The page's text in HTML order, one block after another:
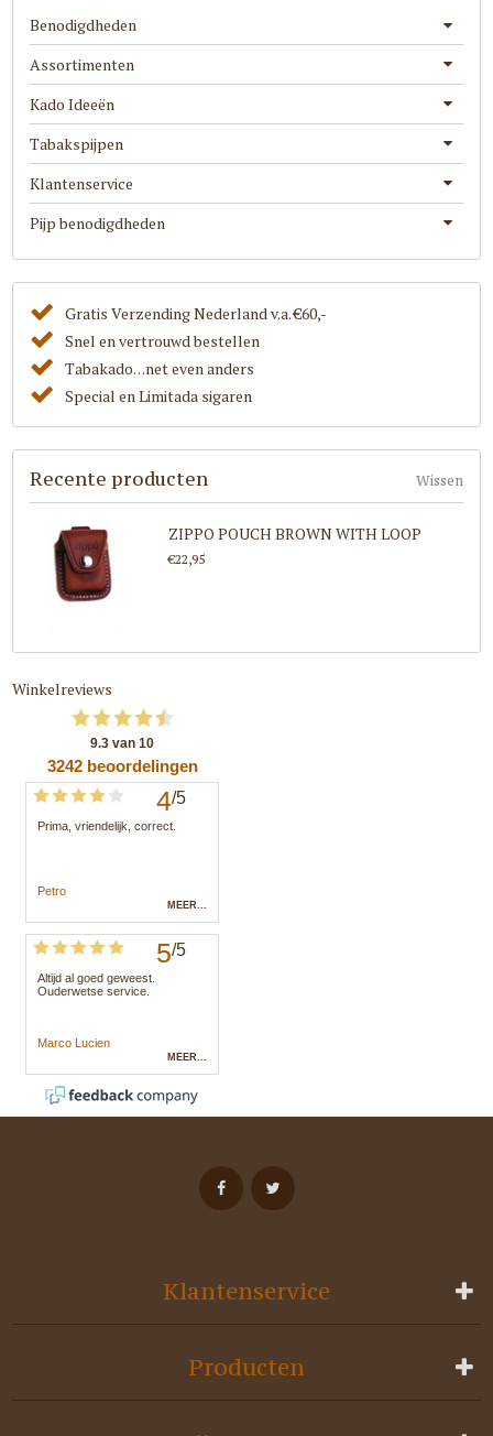
Benodigdheden
Assortimenten
Kado Ideeën
Tabakspijpen
Klantenservice
Pijp benodigdheden
Gratis Verzending Nederland v.a. €60,-
Snel en vertrouwd bestellen
Tabakado. . .net even anders
Special en Limitada sigaren
Recente producten Wissen
ZIPPO POUCH BROWN WITH LOOP
€22,95
Winkelreviews
Klantenservice
Producten